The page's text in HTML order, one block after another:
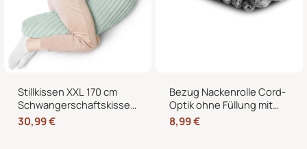
Stillkissen XXL 170 cm
Schwangerschaftskissen
Seitenschläferkissen U-
Form – Lagerungskissen
30,99€
Bezug Nackenrolle Cord-
Optik ohne Füllung mit
Reißverschluss 40 x 15
cm – Ersatzbezug für
8,99€